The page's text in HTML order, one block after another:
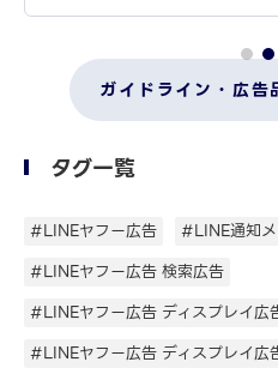
ガイドライン・広告
タグ一覧
#LINEヤフー広告
#LINE通知
#LINEヤフー広告 検索広告
#LINEヤフー広告 ディスプレイ広
#LINEヤフー広告 ディスプレイ広